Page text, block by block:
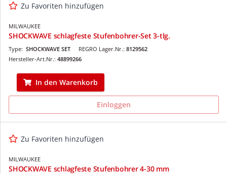
Zu Favoriten hinzufügen
MILWAUKEE
SHOCKWAVE schlagfeste Stufenbohrer-Set 3-tlg.
REGRO Lager.Nr.: 8129562
Type: SHOCKWAVE SET
Hersteller-Art.Nr.: 48899266
In den Warenkorb
Einloggen
Zu Favoriten hinzufügen
MILWAUKEE
SHOCKWAVE schlagfeste Stufenbohrer 4-30 mm